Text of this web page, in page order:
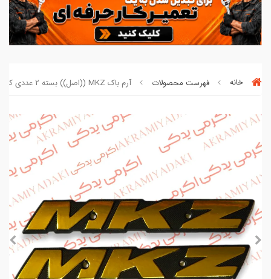
خانه فهرست محصولات آرم باک MKZ ((اصل)) بسته 2 عددی کد 791222